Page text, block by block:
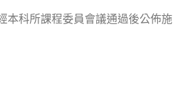
本科所課程委員會議通過後公佈施